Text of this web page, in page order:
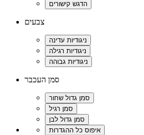
צבעים
סמן העכבר